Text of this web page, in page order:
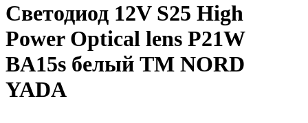
Cветодиод 12V S25 High
Power Optical lens P21W
BA15s белый TM NORD
YADA